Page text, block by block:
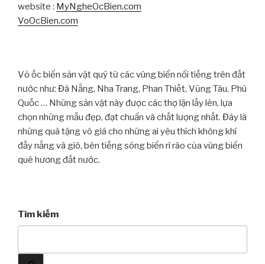
website : MyNgheOcBien.com
VoOcBien.com
Vỏ ốc biển sản vật quý từ các vùng biển nổi tiếng trên đất
nước như: Đà Nẵng, Nha Trang, Phan Thiết, Vũng Tàu, Phú
Quốc … Những sản vật này được các thợ lặn lấy lên, lựa
chọn những mẫu đẹp, đạt chuẩn và chất lượng nhất. Đây là
những quà tặng vô giá cho những ai yêu thích không khí
đầy nắng và gió, bên tiếng sóng biển rì rào của vùng biển
quê hương đất nước.
Tìm kiếm